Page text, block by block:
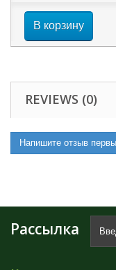
В корзину
REVIEWS (0)
Напишите отзыв
Рассылка